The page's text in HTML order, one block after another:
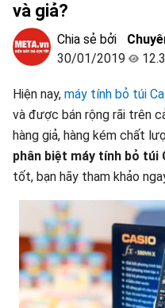
và giả?
30/01/2019
Hiện nay, máy tính bỏ túi
và được bán rộng rãi trên
hàng giả, hàng kém chất
phân biệt máy tính bỏ túi
tốt, bạn hãy tham khảo